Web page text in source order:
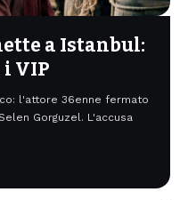
a Istanbul:
VIP
l'attore 36enne fermato
Gorguzel. L'accusa